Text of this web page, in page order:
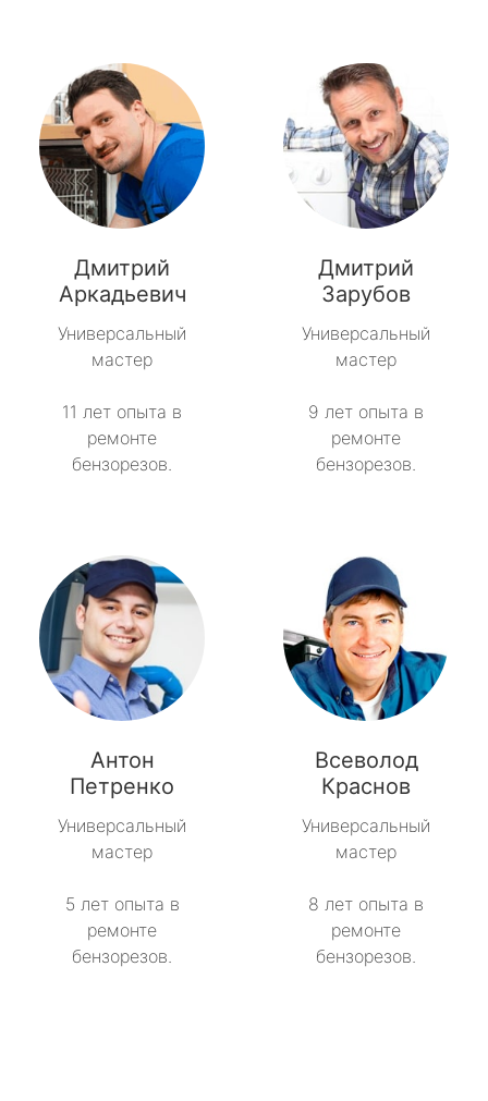
Дмитрий
Аркадьевич
Универсальный
мастер
11 лет опыта в
ремонте
бензорезов.
Дмитрий
Зарубов
Универсальный
мастер
9 лет опыта в
ремонте
бензорезов.
Антон
Петренко
Универсальный
мастер
5 лет опыта в
ремонте
бензорезов.
Всеволод
Краснов
Универсальный
мастер
8 лет опыта в
ремонте
бензорезов.